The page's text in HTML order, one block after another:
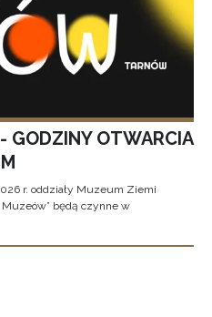
GODZINY OTWARCIA
r. oddziały Muzeum Ziemi
Muzeów” będą czynne w